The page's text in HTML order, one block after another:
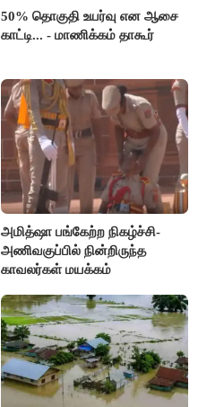
50% தொகுதி உயர்வு என ஆசை
காட்டி... - மாணிக்கம் தாகூர்
அமித்ஷா பங்கேற்ற நிகழ்ச்சி-
அணிவகுப்பில் நின்றிருந்த
காவலர்கள் மயக்கம்